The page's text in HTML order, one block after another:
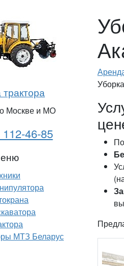
Москве и МО
46-85
МТЗ Беларус